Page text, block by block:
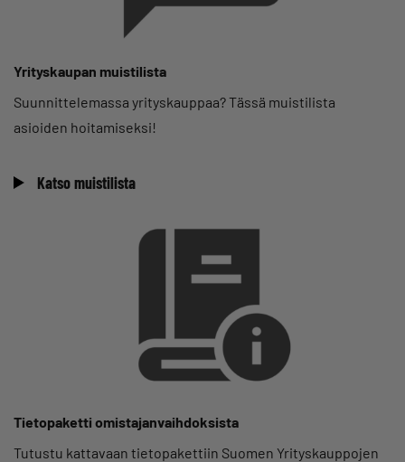
Yrityskaupan muistilista
Suunnittelemassa yrityskauppaa? Tässä muistilista
asioiden hoitamiseksi!
Katso muistilista
Tietopaketti omistajanvaihdoksista
Tutustu kattavaan tietopakettiin Suomen Yrityskauppojen